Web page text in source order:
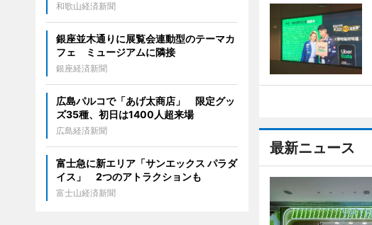
最新ニュース
和歌山経済新聞
銀座並木通りに展覧会連動型のテーマカ
フェ ミュージアムに隣接
銀座経済新聞
広島パルコで「あげ太商店」 限定グッ
ズ35種、初日は1400人超来場
広島経済新聞
富士急に新エリア「サンエックス パラダ
イス」 2つのアトラクションも
富士山経済新聞